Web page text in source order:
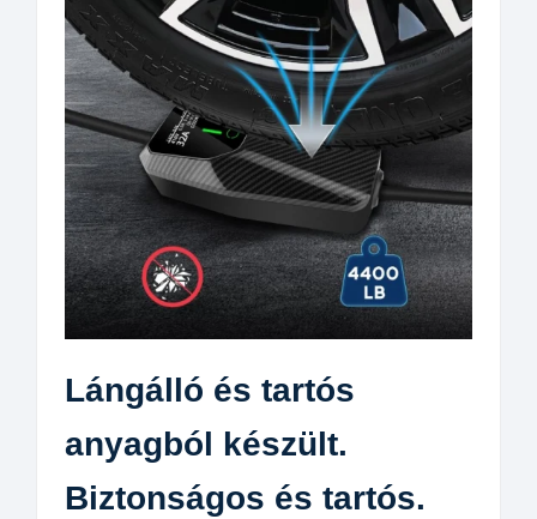
Lángálló és tartós
anyagból készült.
Biztonságos és tartós.